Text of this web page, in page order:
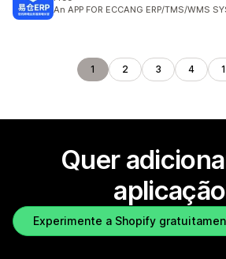
An APP FOR ECCANG ERP/TMS/WMS
1 2 3 4
Quer
Experimente a Shopify